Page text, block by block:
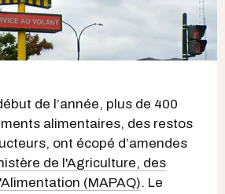
de l’année, plus de 400
alimentaires, des restos
ont écopé d’amendes
de l'Agriculture, des
(MAPAQ). Le